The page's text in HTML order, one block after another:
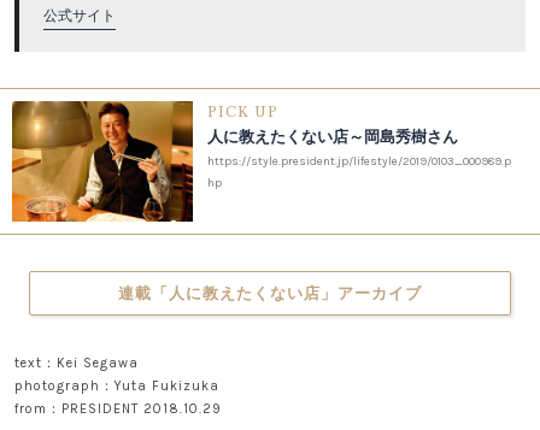
公式サイト
PICK UP
人に教えたくない店～岡島秀樹さん
https://style.president.jp/lifestyle/2019/0103_000989.p
hp
連載「人に教えたくない店」アーカイブ
text：Kei Segawa
photograph：Yuta Fukizuka
from：PRESIDENT 2018.10.29